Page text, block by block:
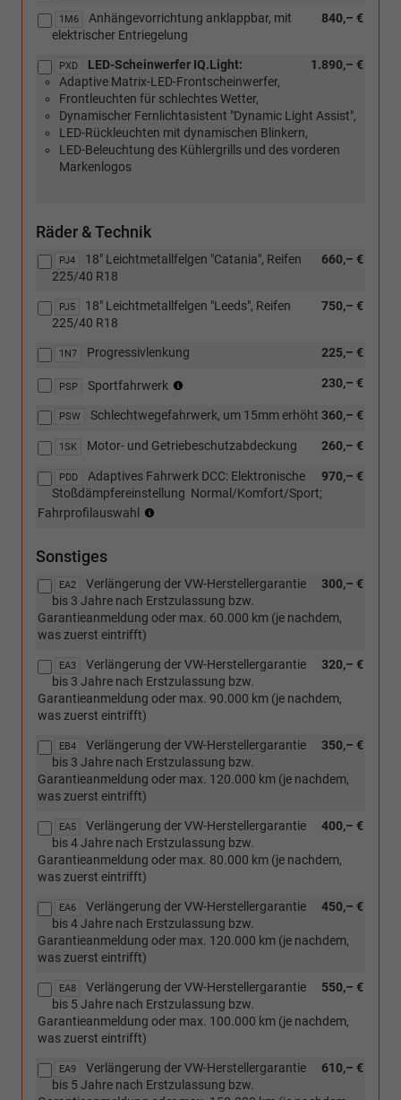
1M6 840,– €
Anhängevorrichtung anklappbar, mit
elektrischer Entriegelung
PXD 1.890,– €
LED-Scheinwerfer IQ.Light:
Adaptive Matrix-LED-Frontscheinwerfer,
Frontleuchten für schlechtes Wetter,
Dynamischer Fernlichtasistent "Dynamic Light Assist",
LED-Rückleuchten mit dynamischen Blinkern,
LED-Beleuchtung des Kühlergrills und des vorderen
Markenlogos
Räder & Technik
PJ4 660,– €
18" Leichtmetallfelgen "Catania", Reifen
225/40 R18
PJ5 750,– €
18" Leichtmetallfelgen "Leeds", Reifen
225/40 R18
1N7 225,– €
Progressivlenkung
PSP 230,– €
Sportfahrwerk
2.0
85
kW)
PSW 360,– €
Schlechtwegefahrwerk, um 15mm erhöht
1SK 260,– €
Motor- und Getriebeschutzabdeckung
PDD 970,– €
Adaptives Fahrwerk DCC: Elektronische
Stoßdämpfereinstellung  Normal/Komfort/Sport;
Fahrprofilauswahl
110
KW
TDI
Motorisierung
oder
eHybrid)
Sonstiges
EA2 300,– €
Verlängerung der VW-Herstellergarantie
bis 3 Jahre nach Erstzulassung bzw.
Garantieanmeldung oder max. 60.000 km (je nachdem,
was zuerst eintrifft)
EA3 320,– €
Verlängerung der VW-Herstellergarantie
bis 3 Jahre nach Erstzulassung bzw.
Garantieanmeldung oder max. 90.000 km (je nachdem,
was zuerst eintrifft)
EB4 350,– €
Verlängerung der VW-Herstellergarantie
bis 3 Jahre nach Erstzulassung bzw.
Garantieanmeldung oder max. 120.000 km (je nachdem,
was zuerst eintrifft)
EA5 400,– €
Verlängerung der VW-Herstellergarantie
bis 4 Jahre nach Erstzulassung bzw.
Garantieanmeldung oder max. 80.000 km (je nachdem,
was zuerst eintrifft)
EA6 450,– €
Verlängerung der VW-Herstellergarantie
bis 4 Jahre nach Erstzulassung bzw.
Garantieanmeldung oder max. 120.000 km (je nachdem,
was zuerst eintrifft)
EA8 550,– €
Verlängerung der VW-Herstellergarantie
bis 5 Jahre nach Erstzulassung bzw.
Garantieanmeldung oder max. 100.000 km (je nachdem,
was zuerst eintrifft)
EA9 610,– €
Verlängerung der VW-Herstellergarantie
bis 5 Jahre nach Erstzulassung bzw.